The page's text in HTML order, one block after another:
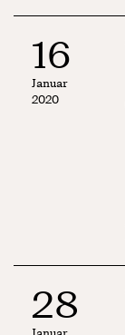
16
Januar
2020
28